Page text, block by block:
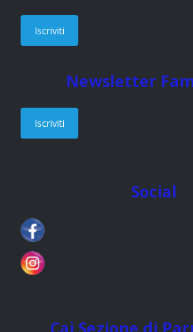
Iscriviti
Newsletter
Iscriviti
Social